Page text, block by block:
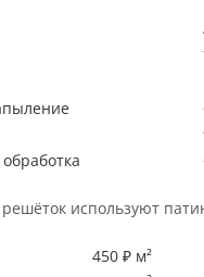
используют
450 ₽ м²